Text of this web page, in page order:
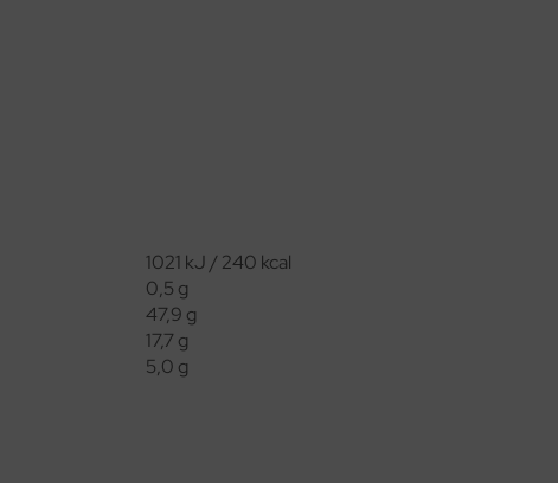
1021 kJ / 240 kcal
0,5 g
47,9 g
17,7 g
5,0 g